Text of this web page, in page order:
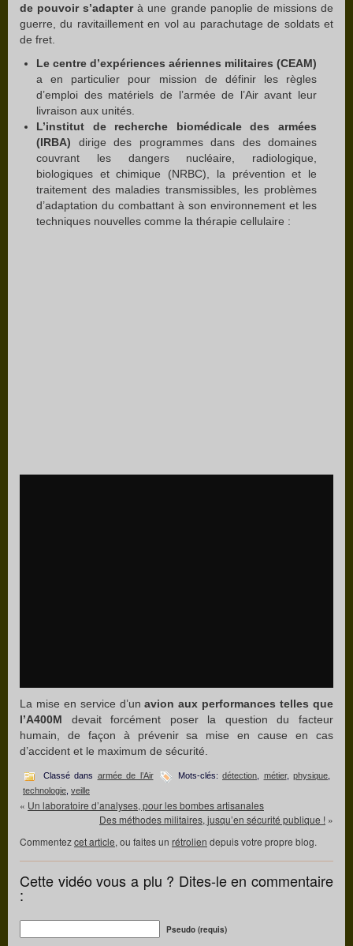
de pouvoir s’adapterà une grande panoplie de missions de
guerre, du ravitaillement en vol au parachutage de soldats et
de fret.
Le centre d’expériences aériennes militaires (CEAM)
a en particulier pour mission de définir les règles
d’emploi des matériels de l’armée de l’Air avant leur
livraison aux unités.
L’institut de recherche biomédicale des armées
(IRBA) dirige des programmes dans des domaines
couvrant les dangers nucléaire, radiologique,
biologiques et chimique (NRBC), la prévention et le
traitement des maladies transmissibles, les problèmes
d’adaptation du combattant à son environnement et les
techniques nouvelles comme la thérapie cellulaire :
La mise en service d’unavion aux performances telles que
l’A400M devait forcément poser la question du facteur
humain, de façon à prévenir sa mise en cause en cas
d’accident et le maximum de sécurité.
Classé dans armée de l’Air Mots-clés: détection métier, physique
technologie veille
« Un laboratoire d’analyses, pour les bombes artisanales
Des méthodes militaires, jusqu’en sécurité publique ! »
Commentezcet article, ou faites un rétrolien depuis votre propre blog.
Cette vidéo vous a plu ? Dites-le en commentaire
:
Pseudo (requis)